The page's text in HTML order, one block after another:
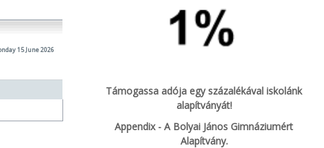
15 June 2026
Támogassa adója egy százalékával iskolánk
alapítványát!
Appendix - A Bolyai János Gimnáziumért
Alapítvány.